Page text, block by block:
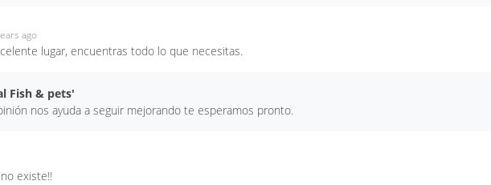
ago
lugar, encuentras todo lo que necesitas.
Fish & pets'
nos ayuda a seguir mejorando te esperamos pronto.
existe!!